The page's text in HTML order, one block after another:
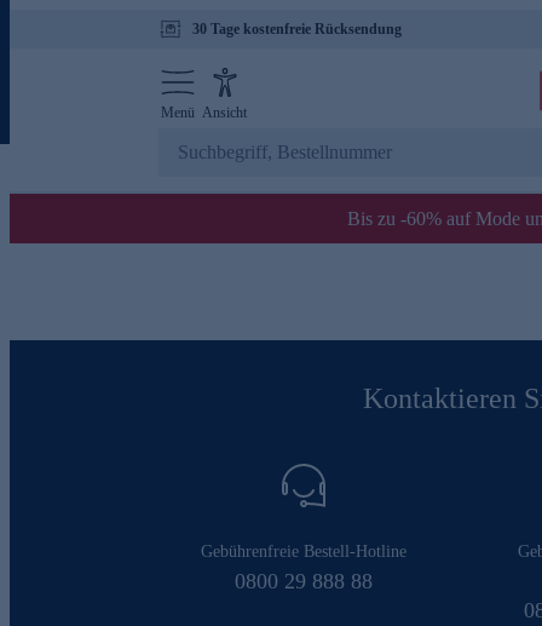
30 Tage kostenfreie Rücksendung
Menü Ansicht
Bis zu -60% auf Mode
Kontaktieren
Gebührenfreie Bestell-Hotline
0800 29 888 88